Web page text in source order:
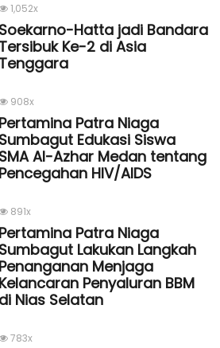
1,052x
Soekarno-Hatta jadi Bandara
Tersibuk Ke-2 di Asia
Tenggara
908x
Pertamina Patra Niaga
Sumbagut Edukasi Siswa
SMA Al-Azhar Medan tentang
Pencegahan HIV/AIDS
891x
Pertamina Patra Niaga
Sumbagut Lakukan Langkah
Penanganan Menjaga
Kelancaran Penyaluran BBM
di Nias Selatan
783x